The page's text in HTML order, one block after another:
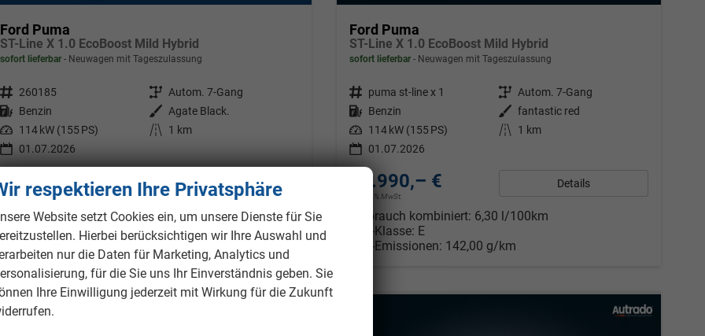
Ford Puma
ST-Line X 1.0 EcoBoost Mild Hybrid
sofort lieferbar Neuwagen mit Tageszulassung
Fahrzeugnr. 260185 Getriebe Autom. 7-Gang
Kraftstoff Benzin Außenfarbe Agate Black.
Leistung 114 kW (155 PS) Kilometerstand
1 km
01.07.2026
29.990,– €
inkl. 19% MwSt.
Details
Verbrauch kombiniert:6,30 l/100km
CO2-Klasse: E
2-Emissionen: 142,00 g/km
Ford Puma
ST-Line X 1.0 EcoBoost Mild Hybrid
sofort lieferbar Neuwagen mit Tageszulassung
Fahrzeugnr. puma st-line x 1 Getriebe Autom. 7-Gang
Kraftstoff Benzin Außenfarbe fantastic red
Leistung 114 kW (155 PS) Kilometerstand
1 km
01.07.2026
29.990,– €
inkl. 19% MwSt.
Details
Verbrauch kombiniert: 6,30 l/100km
-Klasse: E
-Emissionen: 142,00 g/km
respektieren Ihre Privatsphäre
Website setzt Cookies ein, um unsere Dienste für Sie
Hierbei berücksichtigen wir Ihre Auswahl und
nur die Daten für Marketing, Analytics und
für die Sie uns Ihr Einverständnis geben. Sie
Ihre Einwilligung jederzeit mit Wirkung für die Zukunft